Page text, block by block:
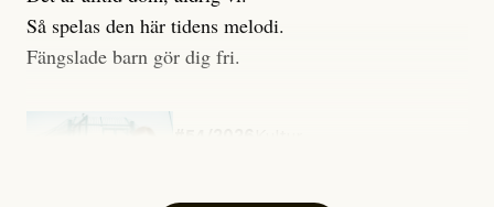
Så spelas den här tidens melodi.
Fängslade barn gör dig fri.